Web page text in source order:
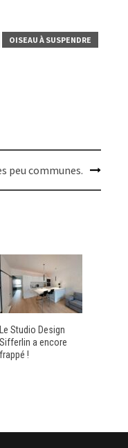
OISEAU À SUSPENDRE
peu communes.
Le Studio Design
Sifferlin a encore
frappé !